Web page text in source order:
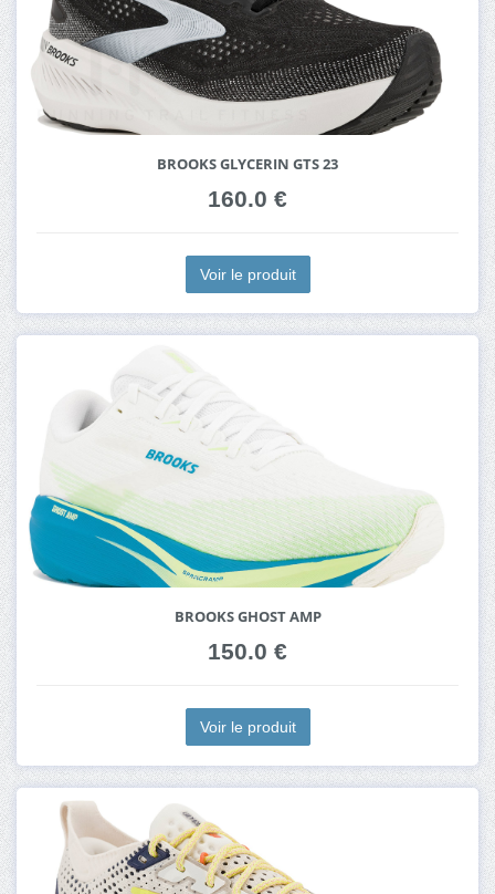
BROOKS GLYCERIN GTS 23
160.0 €
Voir le produit
BROOKS GHOST AMP
150.0 €
Voir le produit